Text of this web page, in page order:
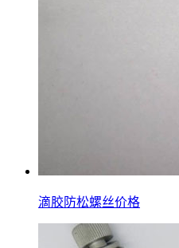
滴胶防松螺丝价格